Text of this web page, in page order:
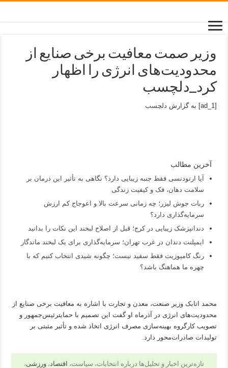
وزیر صمت معافیت برخی صنایع از
محدودیت‌های انرژی را اظهار
کرد_دلچسب
[ad_1] به گزارش دلچسب
آخرین مطالب
آیا ارتودنسی فقط جنبه زیبایی دارد؟ نگاهی به تأثیر این درمان بر
سلامت دهان، فک و کیفیت زندگی
ربات جوش لیزر؛ چه زمانی سرعت بالا و اعوجاج کم ارزش
سرمایه‌گذاری دارد؟
دندانپزشک زیبایی در کرج؛ قبل از اصلاح لبخند این نکات را بدانید
ایمپلنت دندان در غرب تهران؛ سرمایه‌گذاری برای یک لبخند ماندگار
رنگ کامپوزیت فقط سفید نیست؛ چگونه شیدی انتخاب کنیم که با
چهره ما هماهنگ باشد؟
محمد اتابک وزیر صنعت، معدن و تجارت با اشاره به معافیت برخی صنایع از
محدودیت‌های انرژی در آذرماه او گفت این تصمیم با حمایترئیس‌جمهور و
تصویب کارگروه بهینه‌سازی مصرف انرژی اتخاذ شده و تأثیر مثبتی بر
تولیدات صادرات‌محور دارد.
تازه‌ترین اخبار و تحلیل‌ها درباره انتخابات، سیاست، اقتصاد، ورزشی،